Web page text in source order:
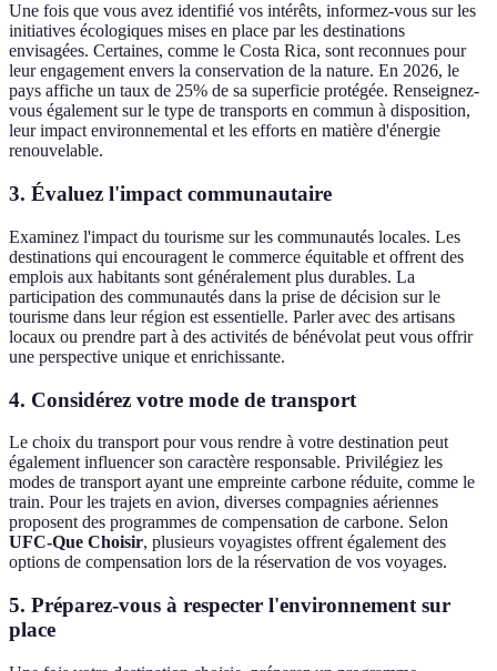
Une fois que vous avez identifié vos intérêts, informez-vous sur les
initiatives écologiques mises en place par les destinations
envisagées. Certaines, comme le Costa Rica, sont reconnues pour
leur engagement envers la conservation de la nature. En 2026, le
pays affiche un taux de 25% de sa superficie protégée. Renseignez-
vous également sur le type de transports en commun à disposition,
leur impact environnemental et les efforts en matière d'énergie
renouvelable.
3. Évaluez l'impact communautaire
Examinez l'impact du tourisme sur les communautés locales. Les
destinations qui encouragent le commerce équitable et offrent des
emplois aux habitants sont généralement plus durables. La
participation des communautés dans la prise de décision sur le
tourisme dans leur région est essentielle. Parler avec des artisans
locaux ou prendre part à des activités de bénévolat peut vous offrir
une perspective unique et enrichissante.
4. Considérez votre mode de transport
Le choix du transport pour vous rendre à votre destination peut
également influencer son caractère responsable. Privilégiez les
modes de transport ayant une empreinte carbone réduite, comme le
train. Pour les trajets en avion, diverses compagnies aériennes
proposent des programmes de compensation de carbone. Selon
UFC-Que Choisir, plusieurs voyagistes offrent également des
options de compensation lors de la réservation de vos voyages.
5. Préparez-vous à respecter l'environnement sur
place